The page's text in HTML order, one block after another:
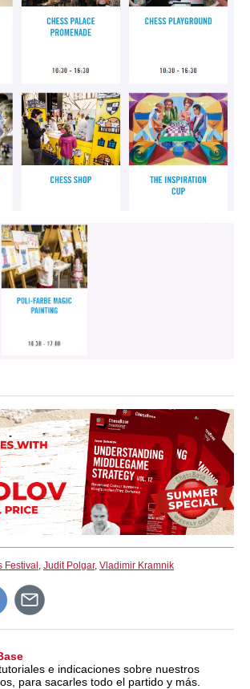
Festival Judit Polgar, Vladimir Kramnik
e indicaciones sobre nuestros
para sacarles todo el partido y más.